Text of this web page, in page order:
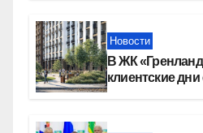
Новости
В ЖК
клиентские дни